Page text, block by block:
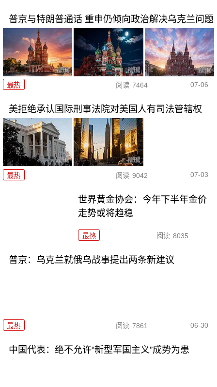
普京与特朗普通话 重申仍倾向政治解决乌克兰问题
最热 阅读 7464 07-06
美拒绝承认国际刑事法院对美国人有司法管辖权
最热 阅读 9042 07-03
世界黄金协会：今年下半年金价
走势或将趋稳
最热 阅读 8035
普京：乌克兰就俄乌战事提出两条新建议
最热 阅读 7861 06-30
中国代表：绝不允许“新型军国主义”成势为患